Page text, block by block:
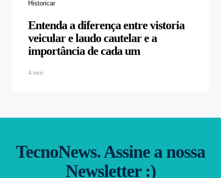
Historicar
Entenda a diferença entre vistoria
veicular e laudo cautelar e a
importância de cada um
4 min
TecnoNews. Assine a nossa
Newsletter :)